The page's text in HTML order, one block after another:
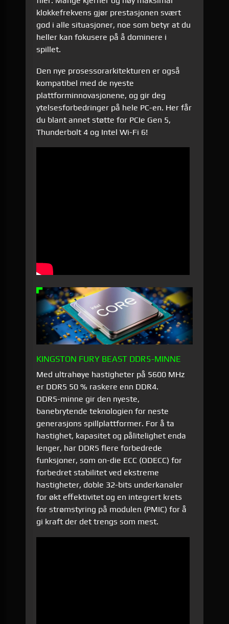
klokkefrekvens gjør prestasjonen svært
god i alle situasjoner, noe som betyr at du
heller kan fokusere på å dominere i
spillet.
Den nye prosessorarkitekturen er også
kompatibel med de nyeste
plattforminnovasjonene, og gir deg
ytelsesforbedringer på hele PC-en. Her får
du blant annet støtte for PCIe Gen 5,
Thunderbolt 4 og Intel Wi-Fi 6!
KINGSTON FURY BEAST DDR5-MINNE
Med ultrahøye hastigheter på 5600 MHz
er DDR5 50 % raskere enn DDR4.
DDR5-minne gir den nyeste,
banebrytende teknologien for neste
generasjons spillplattformer. For å ta
hastighet, kapasitet og pålitelighet enda
lenger, har DDR5 flere forbedrede
funksjoner, som on-die ECC (ODECC) for
forbedret stabilitet ved ekstreme
hastigheter, doble 32-bits underkanaler
for økt effektivitet og en integrert krets
for strømstyring på modulen (PMIC) for å
gi kraft der det trengs som mest.